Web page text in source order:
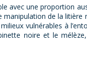
avec une proportion
de la litière
vulnérables à
noire et le